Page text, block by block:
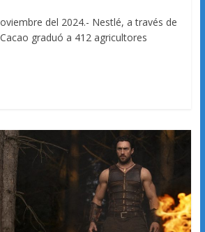
del 2024.- Nestlé, a través de
graduó a 412 agricultores